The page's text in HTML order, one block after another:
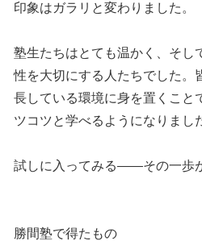
印象はガラリと変わりました。
塾生たちはとても温かく、そし
性を大切にする人たちでした。
長している環境に身を置くこと
ツコツと学べるようになりまし
試しに入ってみる――その一歩
勝間塾で得たもの